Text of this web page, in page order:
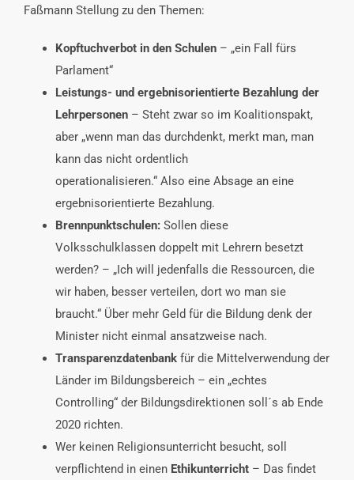
Faßmann Stellung zu den Themen:
Kopftuchverbot in den Schulen – „ein Fall fürs
Parlament“
Leistungs- und ergebnisorientierte Bezahlung der
Lehrpersonen – Steht zwar so im Koalitionspakt,
aber „wenn man das durchdenkt, merkt man, man
kann das nicht ordentlich
operationalisieren.“ Also eine Absage an eine
ergebnisorientierte Bezahlung.
Brennpunktschulen: Sollen diese
Volksschulklassen doppelt mit Lehrern besetzt
werden? – „Ich will jedenfalls die Ressourcen, die
wir haben, besser verteilen, dort wo man sie
braucht.“ Über mehr Geld für die Bildung denk der
Minister nicht einmal ansatzweise nach.
Transparenzdatenbank für die Mittelverwendung der
Länder im Bildungsbereich – ein „echtes
Controlling“ der Bildungsdirektionen soll´s ab Ende
2020 richten.
Wer keinen Religionsunterricht besucht, soll
verpflichtend in einen Ethikunterricht – Das findet